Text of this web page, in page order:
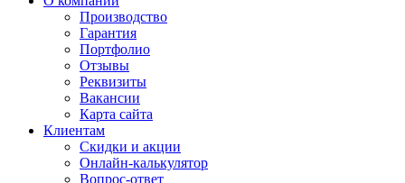
Производство
Гарантия
Портфолио
Отзывы
Реквизиты
Вакансии
Карта сайта
Клиентам
Скидки и акции
Онлайн-калькулятор
Вопрос-ответ